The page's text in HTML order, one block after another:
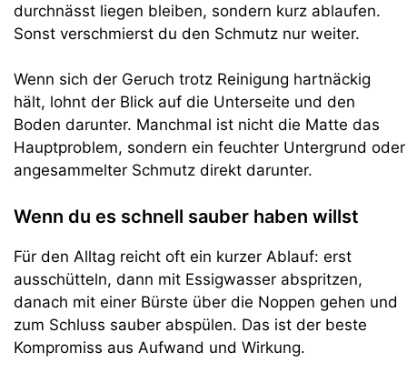
durchnässt liegen bleiben, sondern kurz ablaufen.
Sonst verschmierst du den Schmutz nur weiter.
Wenn sich der Geruch trotz Reinigung hartnäckig
hält, lohnt der Blick auf die Unterseite und den
Boden darunter. Manchmal ist nicht die Matte das
Hauptproblem, sondern ein feuchter Untergrund oder
angesammelter Schmutz direkt darunter.
Wenn du es schnell sauber haben willst
Für den Alltag reicht oft ein kurzer Ablauf: erst
ausschütteln, dann mit Essigwasser abspritzen,
danach mit einer Bürste über die Noppen gehen und
zum Schluss sauber abspülen. Das ist der beste
Kompromiss aus Aufwand und Wirkung.